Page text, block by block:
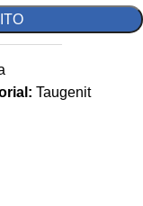
Taugenit